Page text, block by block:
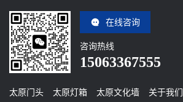
在线咨询
咨询热线
15063367555
太原门头 太原灯箱 太原文化墙 关于我们